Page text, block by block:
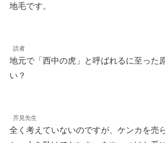
地毛です。
読者
地元で「西中の虎」と呼ばれるに至った
い？
芥見先生
全く考えていないのですが、ケンカを売